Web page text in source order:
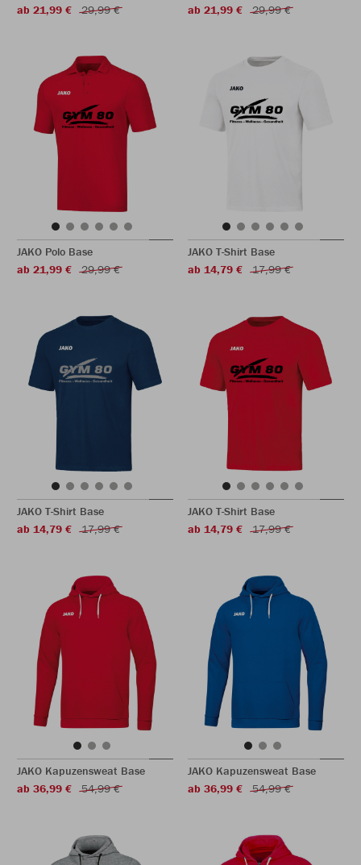
ab 21,99 €
29,99 €
ab 21,99 €
29,99 €
JAKO Polo Base
ab 21,99 €
29,99 €
JAKO T-Shirt Base
ab 14,79 €
17,99 €
JAKO T-Shirt Base
ab 14,79 €
17,99 €
JAKO T-Shirt Base
ab 14,79 €
17,99 €
JAKO Kapuzensweat Base
ab 36,99 €
54,99 €
JAKO Kapuzensweat Base
ab 36,99 €
54,99 €